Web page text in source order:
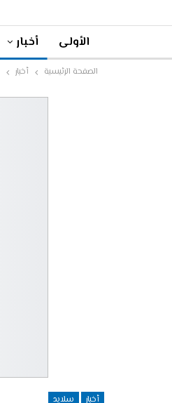
الأولى أخبار
الصفحة الرئيسية أخبار
أخبار سلايد